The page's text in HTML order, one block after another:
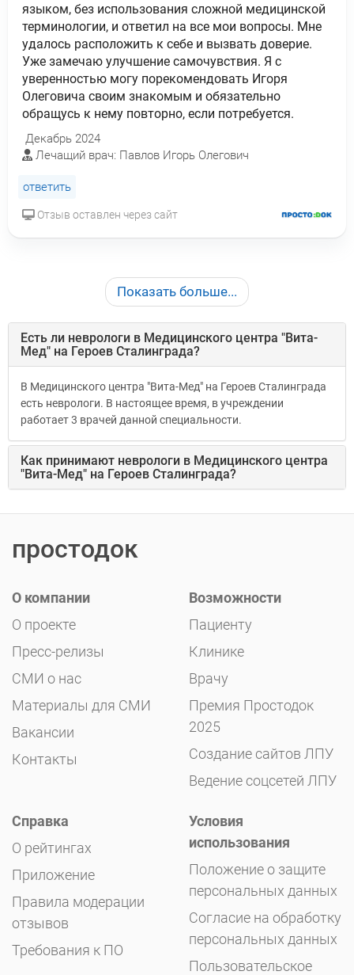
языком, без использования сложной медицинской
терминологии, и ответил на все мои вопросы. Мне
удалось расположить к себе и вызвать доверие.
Уже замечаю улучшение самочувствия. Я с
уверенностью могу порекомендовать Игоря
Олеговича своим знакомым и обязательно
обращусь к нему повторно, если потребуется.
Декабрь 2024
Лечащий врач: Павлов Игорь Олегович
ответить
Отзыв оставлен через сайт
Показать больше...
Есть ли неврологи в Медицинского центра "Вита-
Мед" на Героев Сталинграда?
В Медицинского центра "Вита-Мед" на Героев Сталинграда
есть неврологи. В настоящее время, в учреждении
работает 3 врачей данной специальности.
Как принимают неврологи в Медицинского центра
"Вита-Мед" на Героев Сталинграда?
простодок
О компании
О проекте
Пресс-релизы
СМИ о нас
Материалы для СМИ
Вакансии
Контакты
Возможности
Пациенту
Клинике
Врачу
Премия Простодок
2025
Создание сайтов ЛПУ
Ведение соцсетей ЛПУ
Справка
О рейтингах
Приложение
Правила модерации
отзывов
Требования к ПО
Условия
использования
Положение о защите
персональных данных
Согласие на обработку
персональных данных
Пользовательское